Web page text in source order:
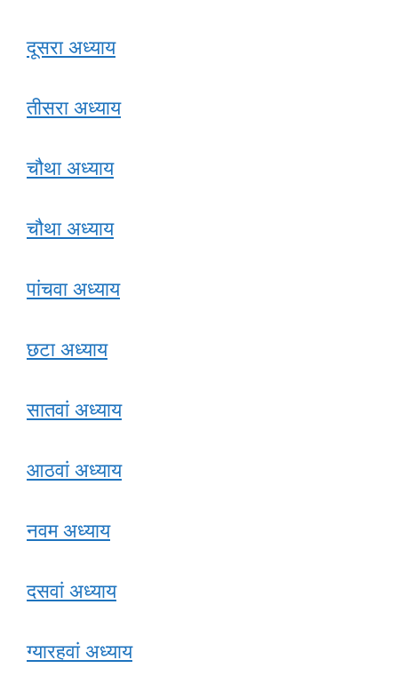
दूसरा अध्याय
तीसरा अध्याय
चौथा अध्याय
चौथा अध्याय
पांचवा अध्याय
छटा अध्याय
सातवां अध्याय
आठवां अध्याय
नवम अध्याय
दसवां अध्याय
ग्यारहवां अध्याय